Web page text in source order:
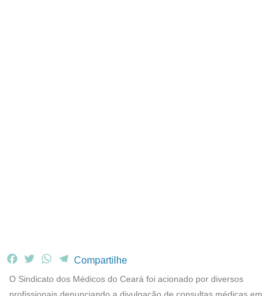
F
c
T
i
W
a
TCompartilhe
O Sindicato dos Médicos do Ceará foi acionado por diversos